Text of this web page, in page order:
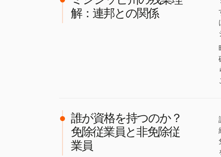
解：連邦との関係
誰が資格を持つのか？
免除従業員と非免除従
業員